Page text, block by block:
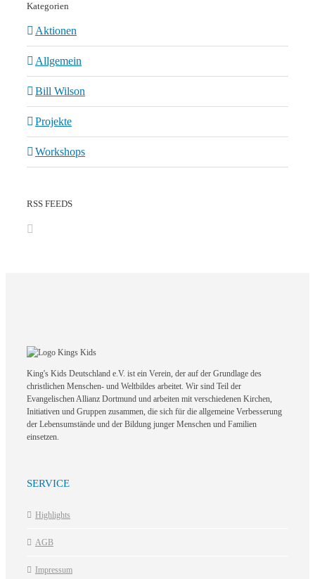
Kategorien
Aktionen
Allgemein
Bill Wilson
Projekte
Workshops
RSS FEEDS
King's Kids Deutschland e.V. ist ein Verein, der auf der Grundlage des
christlichen Menschen- und Weltbildes arbeitet. Wir sind Teil der
Evangelischen Allianz Dortmund und arbeiten mit verschiedenen Kirchen,
Initiativen und Gruppen zusammen, die sich für die allgemeine Verbesserung
der Lebensumstände und der Bildung junger Menschen und Familien
einsetzen.
SERVICE
Highlights
AGB
Impressum